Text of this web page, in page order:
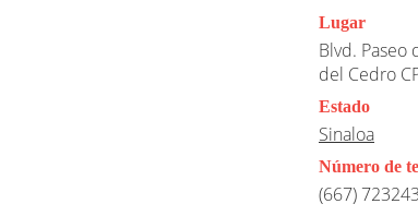
Lugar
Blvd. Paseo
del Cedro
Estado
Sinaloa
Número de
(667)